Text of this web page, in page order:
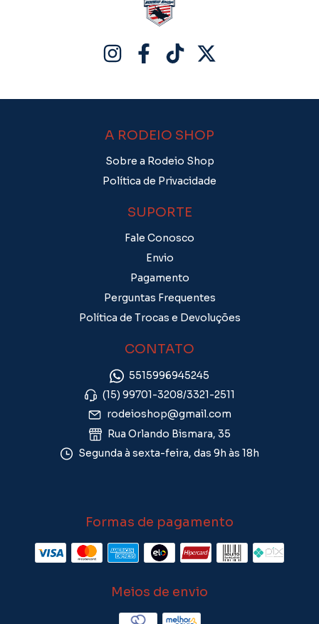
A RODEIO SHOP
Sobre a Rodeio Shop
Política de Privacidade
SUPORTE
Fale Conosco
Envio
Pagamento
Perguntas Frequentes
Política de Trocas e Devoluções
CONTATO
5515996945245
(15) 99701-3208/3321-2511
rodeioshop@gmail.com
Rua Orlando Bismara, 35
Segunda à sexta-feira, das 9h às 18h
Formas de pagamento
Meios de envio